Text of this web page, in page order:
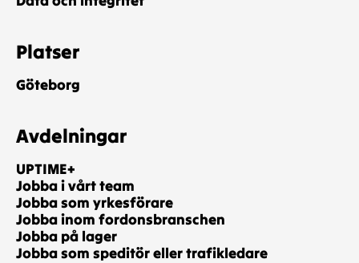
Platser
Göteborg
Avdelningar
UPTIME+
Jobba i vårt team
Jobba som yrkesförare
Jobba inom fordonsbranschen
Jobba på lager
Jobba som speditör eller trafikledare